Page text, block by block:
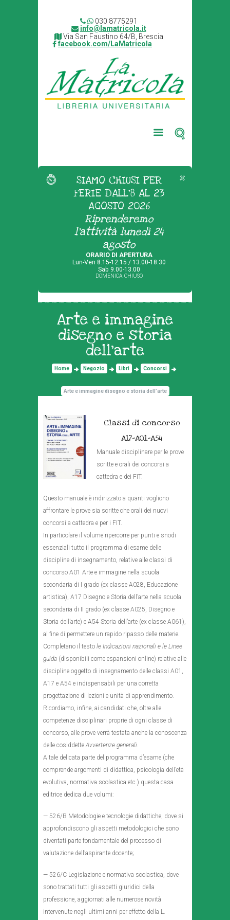
030 8775291
info@lamatricola.it
Via San Faustino 64/B, Brescia
facebook.com/LaMatricola
SIAMO CHIUSI PER
FERIE DALL'8 AL 23
AGOSTO 2026
Riprenderemo
l'attività lunedì 24
agosto
ORARIO DI APERTURA
Lun-Ven 8.15-12.15 / 13.00-18.30
Sab 9.00-13.00
DOMENICA CHIUSO
Arte e immagine
disegno e storia
dell’arte
Home Negozio Libri Concorsi
Arte e immagine disegno e storia dell’arte
Classi di concorso
A17-A01-A54
Manuale disciplinare per le prove
scritte e orali dei concorsi a
cattedra e dei FIT.
Questo manuale è indirizzato a quanti vogliono
affrontare le prove sia scritte che orali dei nuovi
concorsi a cattedra e per i FIT.
In particolare il volume ripercorre per punti e snodi
essenziali tutto il programma di esame delle
discipline di insegnamento, relative alle classi di
concorso A01 Arte e immagine nella scuola
secondaria di I grado (ex classe A028, Educazione
artistica), A17 Disegno e Storia dell’arte nella scuola
secondaria di II grado (ex classe A025, Disegno e
Storia dell’arte) e A54 Storia dell’arte (ex classe A061),
al fine di permettere un rapido ripasso delle materie.
Completano il testo le Indicazioni nazionali e le Linee
guida (disponibili come espansioni online) relative alle
discipline oggetto di insegnamento delle classi A01,
A17 e A54 e indispensabili per una corretta
progettazione di lezioni e unità di apprendimento.
Ricordiamo, infine, ai candidati che, oltre alle
competenze disciplinari proprie di ogni classe di
concorso, alle prove verrà testata anche la conoscenza
delle cosiddetteAvvertenze generali.
A tale delicata parte del programma d’esame (che
comprende argomenti di didattica, psicologia dell’età
evolutiva, normativa scolastica etc.) questa casa
editrice dedica due volumi:
— 526/B Metodologie e tecnologie didattiche, dove si
approfondiscono gli aspetti metodologici che sono
diventati parte fondamentale del processo di
valutazione dell’aspirante docente;
— 526/C Legislazione e normativa scolastica, dove
sono trattati tutti gli aspetti giuridici della
professione, aggiornati alle numerose novità
intervenute negli ultimi anni per effetto della L.